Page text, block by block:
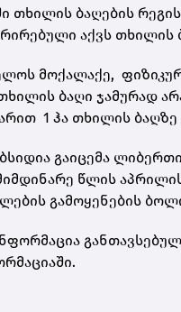
ბაღების
აქვს თხილის
მოქალაქე,
ბაღი ჯამურად
1 ჰა თხილის ბაღზე
გაიცემა
წლის
გამოყენების